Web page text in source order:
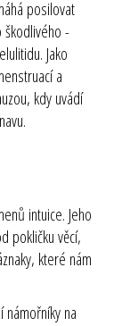
posilovat
škodlivého -
Jako
a
kdy uvádí
intuice. Jeho
pokličku věcí,
které nám
na